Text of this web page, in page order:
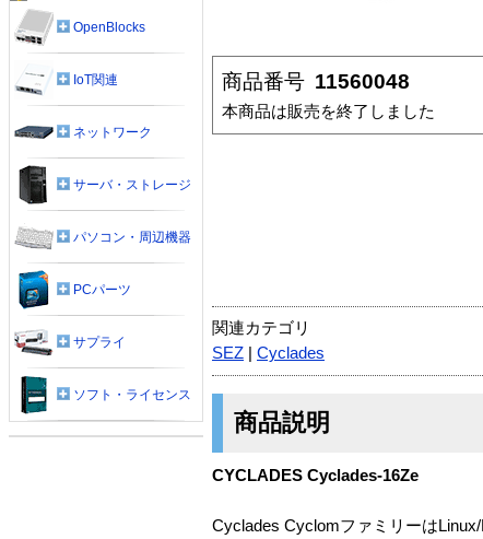
商品番号 11560048
本商品は販売を終了しました
関連カテゴリ
SEZ
Cyclades
商品説明
CYCLADES Cyclades-16Ze
Cyclades Cyclomファミリーは
OpenBlocks
IoT関連
ネットワーク
サーバ・ストレージ
パソコン・周辺機器
PCパーツ
サプライ
ソフト・ライセンス